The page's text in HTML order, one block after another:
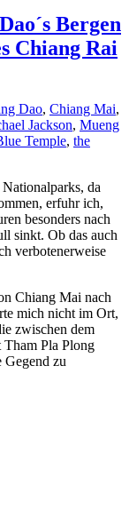
Bergen
Chiang Rai
Dao, Chiang Mai,
Jackson, Mueng
Temple, the
da
erfuhr ich,
besonders nach
sinkt. Ob das auch
verbotenerweise
Chiang Mai nach
mich nicht im Ort,
zwischen dem
Tham Pla Plong
Gegend zu